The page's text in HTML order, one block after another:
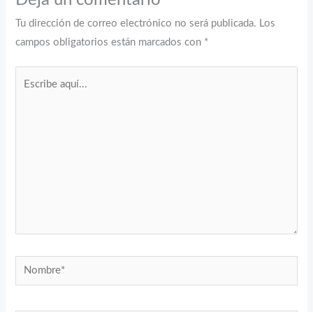
Tu dirección de correo electrónico no será publicada. Los
campos obligatorios están marcados con *
Nombre*